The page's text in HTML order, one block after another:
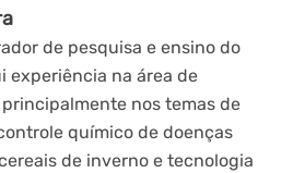
de pesquisa e ensino do
experiência na área de
nos temas de
químico de doenças
de inverno e tecnologia